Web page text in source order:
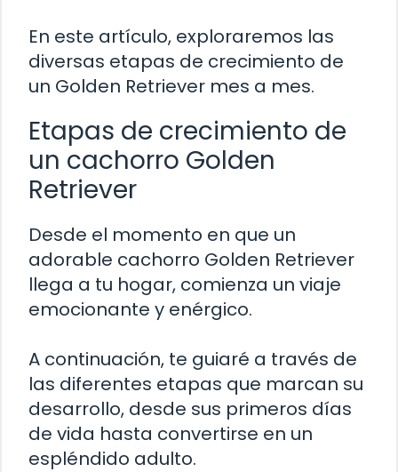
En este artículo, exploraremos las
diversas etapas de crecimiento de
un Golden Retriever mes a mes.
Etapas de crecimiento de
un cachorro Golden
Retriever
Desde el momento en que un
adorable cachorro Golden Retriever
llega a tu hogar, comienza un viaje
emocionante y enérgico.
A continuación, te guiaré a través de
las diferentes etapas que marcan su
desarrollo, desde sus primeros días
de vida hasta convertirse en un
espléndido adulto.